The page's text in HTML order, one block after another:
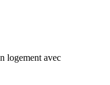
logement avec